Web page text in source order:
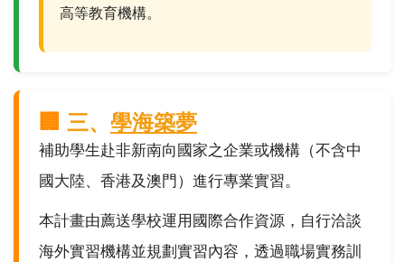
高等教育機構。
🏢 三、 學海築夢
補助學生赴非新南向國家之企業或機構（不含中
國大陸、香港及澳門）進行專業實習。
本計畫由薦送學校運用國際合作資源，自行洽談
海外實習機構並規劃實習內容，透過職場實務訓